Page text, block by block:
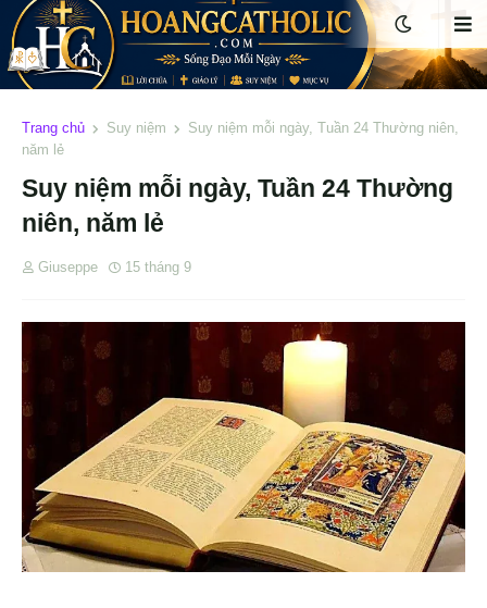
Trang chủ Suy niệm
Suy niệm mỗi ngày, Tuần 24 Thường niên,
năm lẻ
Suy niệm mỗi ngày, Tuần 24 Thường
niên, năm lẻ
Giuseppe 15 tháng 9